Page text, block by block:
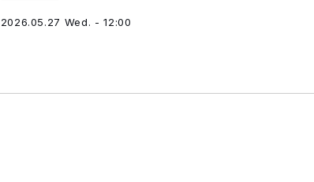
2026.05.27 Wed. - 12:00